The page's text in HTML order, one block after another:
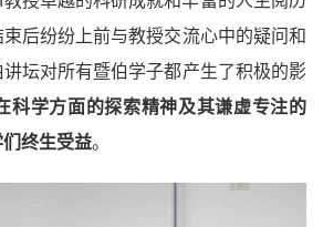
后纷纷上前与教授交流心中的疑问和
坛对所有暨伯学子都产生了积极的影
科学方面的探索精神及其谦虚专注的
终生受益。